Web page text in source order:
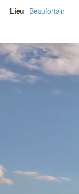
Lieu Beaufortain